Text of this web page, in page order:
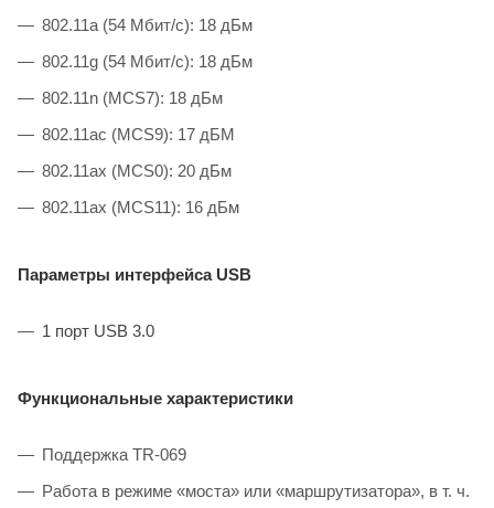
802.11а (54 Мбит/с): 18 дБм
802.11g (54 Мбит/с): 18 дБм
802.11n (MCS7): 18 дБм
802.11ac (MCS9): 17 дБМ
802.11аx (MCS0): 20 дБм
802.11аx (MCS11): 16 дБм
Параметры интерфейса USB
1 порт USB 3.0
Функциональные характеристики
Поддержка TR-069
Работа в режиме «моста» или «маршрутизатора», в т. ч.